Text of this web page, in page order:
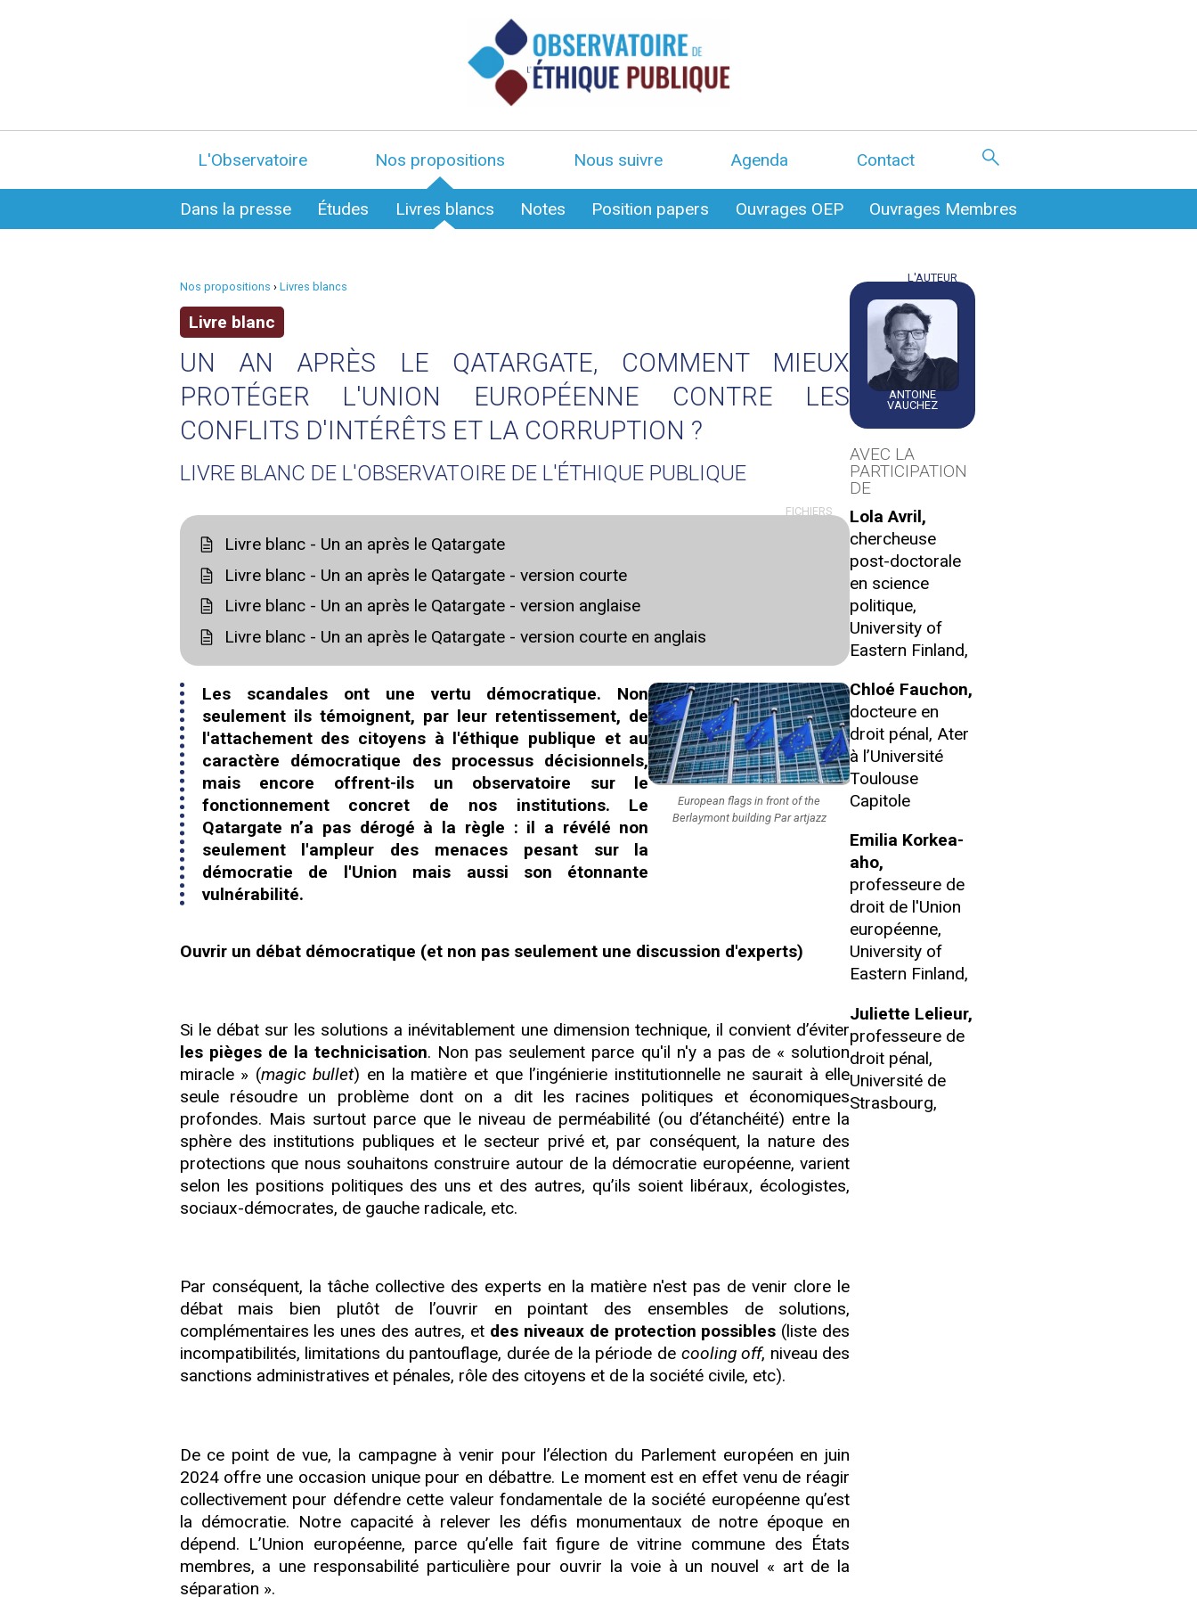
L'Observatoire Nos propositions Nous suivre Agenda Contact
Dans la presse Études Livres blancs Notes Position papers Ouvrages OEP Ouvrages Membres
Nos propositions › Livres blancs
Livre blanc
UN AN APRÈS LE QATARGATE, COMMENT MIEUX
PROTÉGER L'UNION EUROPÉENNE CONTRE LES
CONFLITS D'INTÉRÊTS ET LA CORRUPTION ?
LIVRE BLANC DE L'OBSERVATOIRE DE L'ÉTHIQUE PUBLIQUE
FICHIERS
Livre blanc - Un an après le Qatargate
Livre blanc - Un an après le Qatargate - version courte
Livre blanc - Un an après le Qatargate - version anglaise
Livre blanc - Un an après le Qatargate - version courte en anglais
Les scandales ont une vertu démocratique. Non
seulement ils témoignent, par leur retentissement, de
l'attachement des citoyens à l'éthique publique et au
caractère démocratique des processus décisionnels,
mais encore offrent-ils un observatoire sur le
fonctionnement concret de nos institutions. Le
Qatargate n’a pas dérogé à la règle : il a révélé non
seulement l'ampleur des menaces pesant sur la
démocratie de l'Union mais aussi son étonnante
vulnérabilité.
European flags in front of the
Berlaymont building Par artjazz
Ouvrir un débat démocratique (et non pas seulement une discussion d'experts)
Si le débat sur les solutions a inévitablement une dimension technique, il convient d’éviter
les pièges de la technicisation. Non pas seulement parce qu'il n'y a pas de « solution
miracle » (magic bullet) en la matière et que l’ingénierie institutionnelle ne saurait à elle
seule résoudre un problème dont on a dit les racines politiques et économiques
profondes. Mais surtout parce que le niveau de perméabilité (ou d’étanchéité) entre la
sphère des institutions publiques et le secteur privé et, par conséquent, la nature des
protections que nous souhaitons construire autour de la démocratie européenne, varient
selon les positions politiques des uns et des autres, qu’ils soient libéraux, écologistes,
sociaux-démocrates, de gauche radicale, etc.
Par conséquent, la tâche collective des experts en la matière n'est pas de venir clore le
débat mais bien plutôt de l’ouvrir en pointant des ensembles de solutions,
complémentaires les unes des autres, et des niveaux de protection possibles (liste des
incompatibilités, limitations du pantouflage, durée de la période de cooling off, niveau des
sanctions administratives et pénales, rôle des citoyens et de la société civile, etc).
De ce point de vue, la campagne à venir pour l’élection du Parlement européen en juin
2024 offre une occasion unique pour en débattre. Le moment est en effet venu de réagir
collectivement pour défendre cette valeur fondamentale de la société européenne qu’est
la démocratie. Notre capacité à relever les défis monumentaux de notre époque en
dépend. L’Union européenne, parce qu’elle fait figure de vitrine commune des États
membres, a une responsabilité particulière pour ouvrir la voie à un nouvel « art de la
séparation ».
L'AUTEUR
ANTOINE
VAUCHEZ
AVEC LA
PARTICIPATION
DE
Lola Avril,
chercheuse
post-doctorale
en science
politique,
University of
Eastern Finland,
Chloé Fauchon,
docteure en
droit pénal, Ater
à l’Université
Toulouse
Capitole
Emilia Korkea-
aho,
professeure de
droit de l'Union
européenne,
University of
Eastern Finland,
Juliette Lelieur,
professeure de
droit pénal,
Université de
Strasbourg,